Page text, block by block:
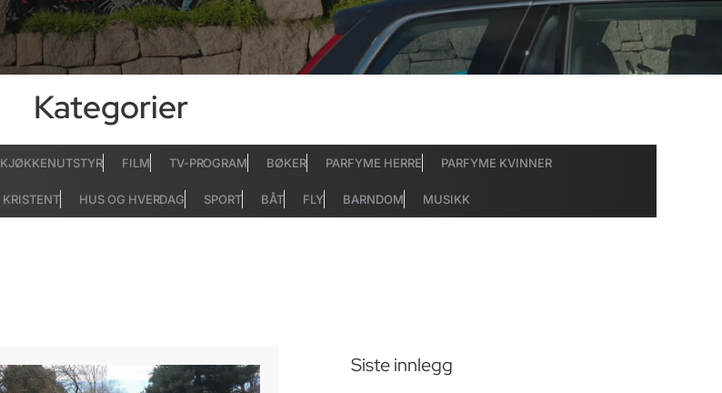
Kategorier
KJØKKENUTSTYR FILM TV-PROGRAM BØKER PARFYME HERRE PARFYME KVINNER
KRISTENT HUS OG HVERDAG SPORT BÅT FLY BARNDOM MUSIKK
Siste innlegg